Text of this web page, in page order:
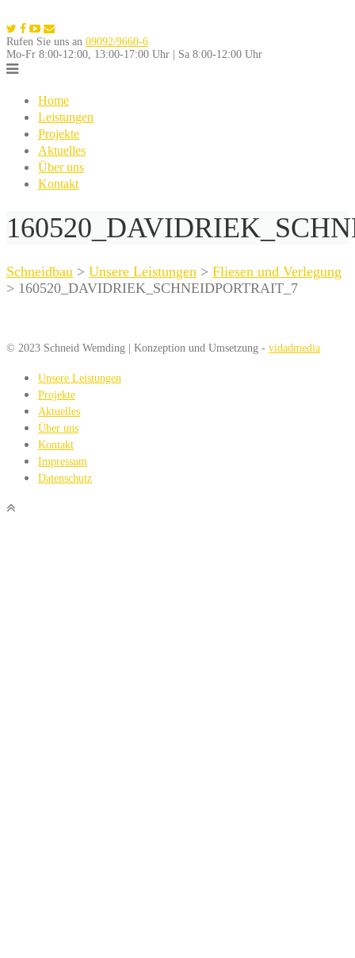
to
content
Rufen Sie uns an 09092/9660-6
Mo-Fr 8:00-12:00, 13:00-17:00 Uhr | Sa 8:00-12:00 Uhr
Home
Leistungen
Projekte
Aktuelles
Über uns
Kontakt
Schneidbau > Unsere Leistungen > Fliesen und Verlegung
> 160520_DAVIDRIEK_SCHNEIDPORTRAIT_7
© 2023 Schneid Wemding | Konzeption und Umsetzung - vidadmedia
Unsere Leistungen
Projekte
Aktuelles
Über uns
Kontakt
Impressum
Datenschutz